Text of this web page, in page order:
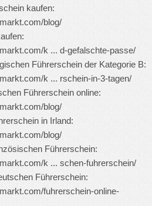
kaufen:
blog/
k ... d-gefalschte-passe/
Führerschein der Kategorie B:
k ... rschein-in-3-tagen/
Führerschein online:
blog/
in Irland:
blog/
Führerschein:
k ... schen-fuhrerschein/
Führerschein:
fuhrerschein-online-